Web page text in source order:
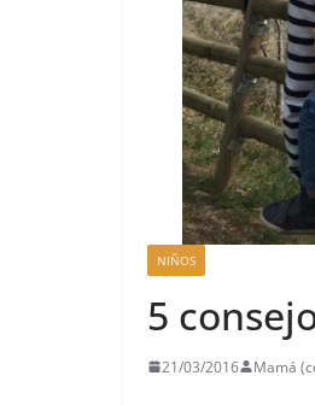
NIÑOS
5
21/03/2016 Mamá